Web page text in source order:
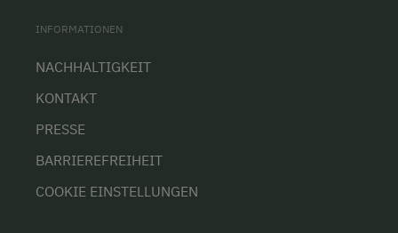
INFORMATIONEN
NACHHALTIGKEIT
KONTAKT
PRESSE
BARRIEREFREIHEIT
COOKIE EINSTELLUNGEN